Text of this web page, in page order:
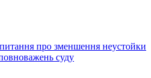
про зменшення неустойки
суду